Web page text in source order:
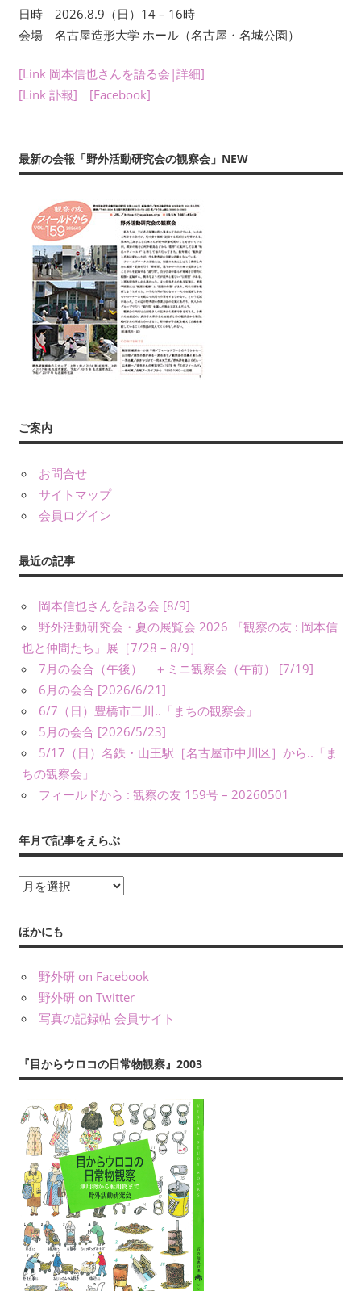
報
『フ
ー
観
友』
や
書
籍、
発
表・
展
示、
ワ
シ
ッ
プ・
講
義）
ど
に
よ
り、
公
表
ま
す。
日時 2026.8.9（日）14 – 16時
会場 名古屋造形大学 ホール（名古屋・名城公園）
[Link 岡本信也さんを語る会|詳細]
[Link 訃報]
[Facebook]
最新の会報「野外活動研究会の観察会」NEW
ご案内
お問合せ
サイトマップ
会員ログイン
最近の記事
岡本信也さんを語る会 [8/9]
野外活動研究会・夏の展覧会 2026 『観察の友 : 岡本信
也と仲間たち』展［7/28 – 8/9］
7月の会合（午後） ＋ミニ観察会（午前） [7/19]
6月の会合 [2026/6/21]
6/7（日）豊橋市二川..「まちの観察会」
5月の会合 [2026/5/23]
5/17（日）名鉄・山王駅［名古屋市中川区］から..「ま
ちの観察会」
フィールドから : 観察の友 159号 – 20260501
年月で記事をえらぶ
年
で
記
ほかにも
野外研 on Facebook
野外研 on Twitter
写真の記録帖 会員サイト
『目からウロコの日常物観察』2003